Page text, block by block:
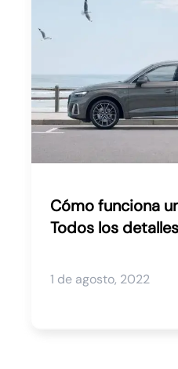
Cómo funciona
Todos los detalles
1 de agosto, 2022